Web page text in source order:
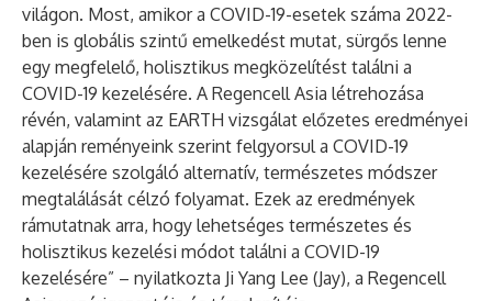
világon. Most, amikor a COVID-19-esetek száma 2022-
ben is globális szintű emelkedést mutat, sürgős lenne
egy megfelelő, holisztikus megközelítést találni a
COVID-19 kezelésére. A Regencell Asia létrehozása
révén, valamint az EARTH vizsgálat előzetes eredményei
alapján reményeink szerint felgyorsul a COVID-19
kezelésére szolgáló alternatív, természetes módszer
megtalálását célzó folyamat. Ezek az eredmények
rámutatnak arra, hogy lehetséges természetes és
holisztikus kezelési módot találni a COVID-19
kezelésére” – nyilatkozta Ji Yang Lee (Jay), a Regencell